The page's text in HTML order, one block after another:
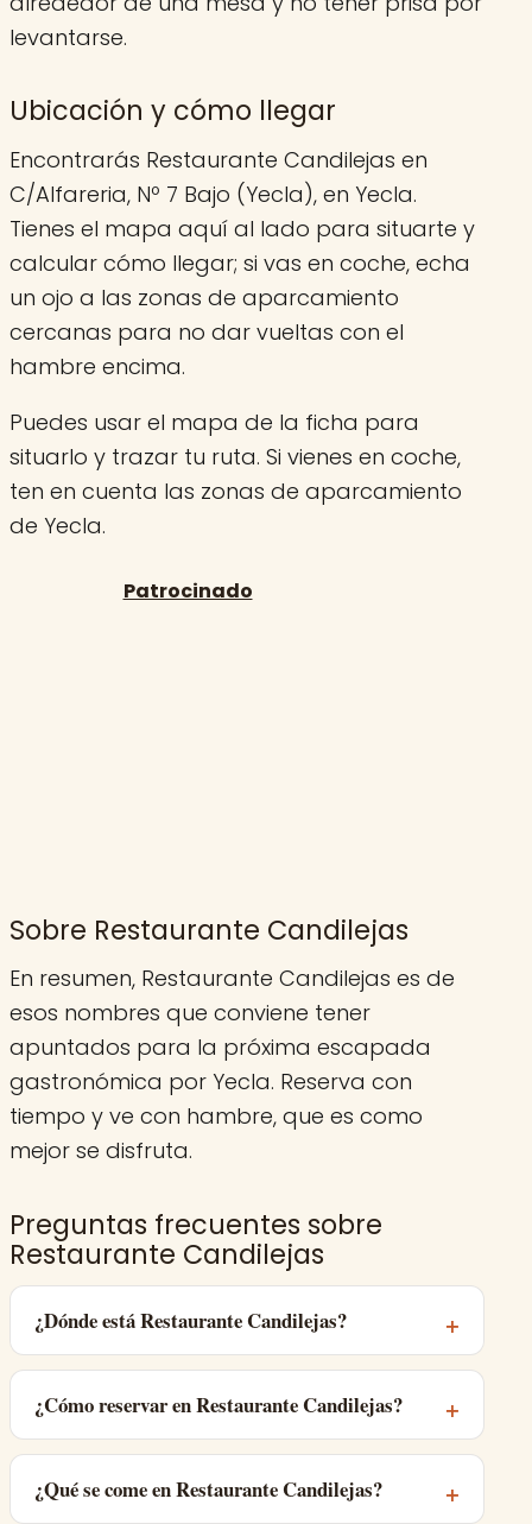
levantarse.
Ubicación y cómo llegar
Encontrarás Restaurante Candilejas en
C/Alfareria, Nº 7 Bajo (Yecla), en Yecla.
Tienes el mapa aquí al lado para situarte y
calcular cómo llegar; si vas en coche, echa
un ojo a las zonas de aparcamiento
cercanas para no dar vueltas con el
hambre encima.
Puedes usar el mapa de la ficha para
situarlo y trazar tu ruta. Si vienes en coche,
ten en cuenta las zonas de aparcamiento
de Yecla.
Sobre Restaurante Candilejas
En resumen, Restaurante Candilejas es de
esos nombres que conviene tener
apuntados para la próxima escapada
gastronómica por Yecla. Reserva con
tiempo y ve con hambre, que es como
mejor se disfruta.
Preguntas frecuentes sobre
Restaurante Candilejas
¿Dónde está Restaurante Candilejas?
¿Cómo reservar en Restaurante Candilejas?
¿Qué se come en Restaurante Candilejas?